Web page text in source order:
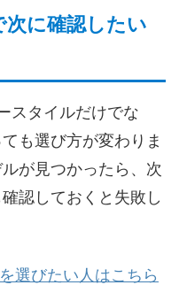
に確認したい
スタイルだけでな
も選び方が変わりま
が見つかったら、次
認しておくと失敗し
選びたい人はこちら